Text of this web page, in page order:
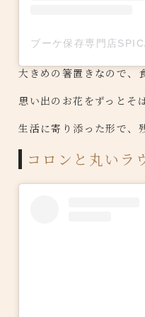
大きめの箸置きなので、
思い出のお花をずっとそ
生活に寄り添った形で、
コロンと丸いラ